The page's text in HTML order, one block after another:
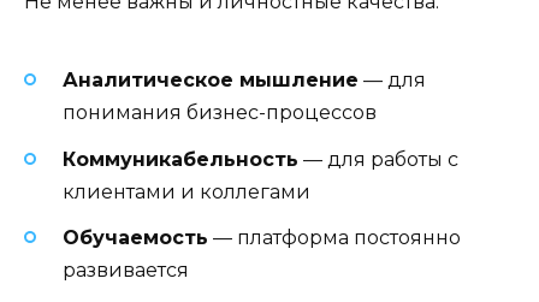
Аналитическое мышление — для
понимания бизнес-процессов
Коммуникабельность — для работы с
клиентами и коллегами
Обучаемость — платформа постоянно
развивается